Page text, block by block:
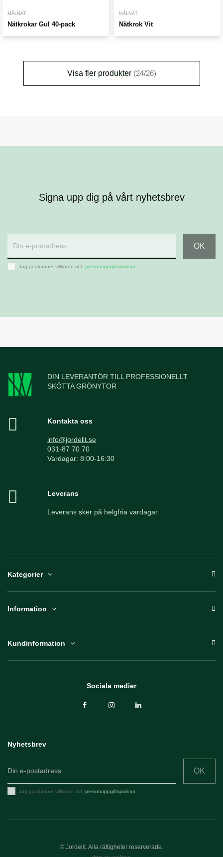
MÅLNÄT
Nätkrokar Gul 40-pack
MÅLNÄT
Nätkrok Vit
Visa fler produkter (24/26)
Signa upp dig på vårt nyhetsbrev
Jag godkänner villkoren och personuppgiftspolicyn
DIN LEVERANTÖR TILL PROFESSIONELLT
SKÖTTA GRÖNYTOR
Kontakta oss
info@jordelit.se
031-87 70 70
Vardagar: 8:00-16:30
Leverans
Leverans sker på helgfria vardagar
Kategorier
Information
Kundinformation
Sociala medier
Nyhetsbrev
OK
Jag godkänner villkoren och personuppgiftspolicyn
© Jordelit. Alla rättigheter reserverade.